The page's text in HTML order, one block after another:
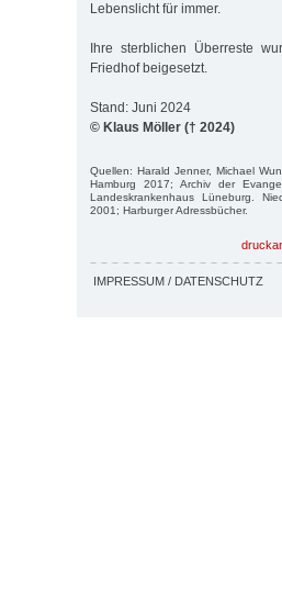
Lebenslicht für immer.
Ihre sterblichen Überreste
Friedhof beigesetzt.
Stand: Juni 2024
© Klaus Möller († 2024)
Quellen: Harald Jenner, Michael
Hamburg 2017; Archiv der
Landeskrankenhaus Lüneburg.
2001; Harburger Adressbücher.
IMPRESSUM / DATENSCHUTZ